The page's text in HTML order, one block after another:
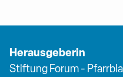
Herausgeberin
Stiftung Forum -